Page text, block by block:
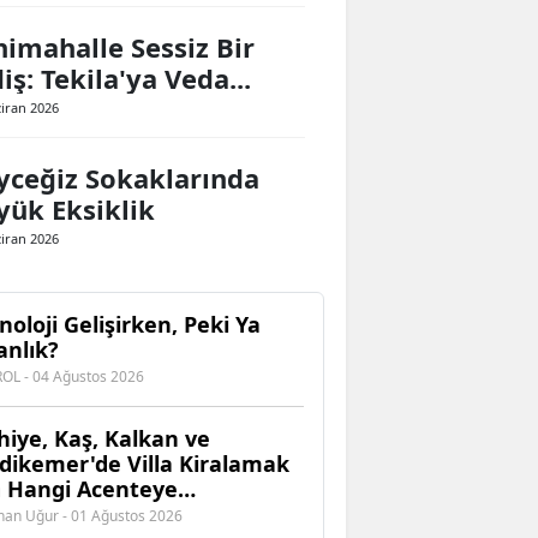
Sessiz Bir
Tekila'ya Veda...
2026
Sokaklarında
Eksiklik
2026
Gelişirken, Peki Ya
- 04 Ağustos 2026
Kaş, Kalkan ve
Villa Kiralamak
Hangi Acenteye
Uğur - 01 Ağustos 2026